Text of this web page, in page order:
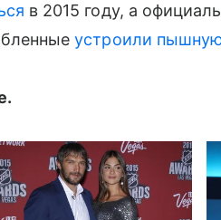
в 2015 году, а
устроили